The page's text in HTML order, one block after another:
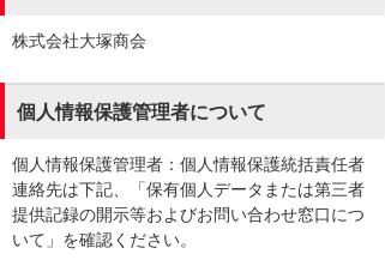
株式会社大塚商会
個人情報保護管理者について
個人情報保護管理者：個人情報保護統括責任者
連絡先は下記、「保有個人データまたは第三者
提供記録の開示等およびお問い合わせ窓口につ
いて」を確認ください。